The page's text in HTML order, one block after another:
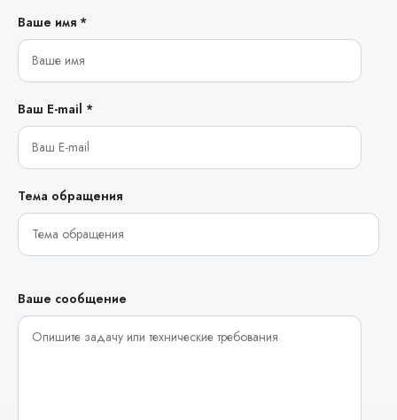
Ваше имя *
Ваш E-mail *
Тема обращения
Ваше сообщение